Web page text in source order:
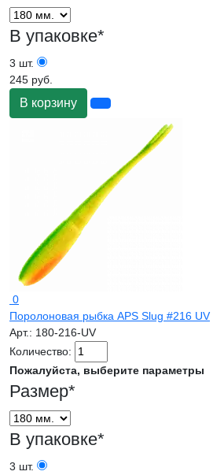
В упаковке*
3 шт.
245 руб.
В корзину
0
Поролоновая рыбка APS Slug #216 UV
Арт.: 180-216-UV
Количество:
Пожалуйста, выберите параметры
Размер*
В упаковке*
3 шт.